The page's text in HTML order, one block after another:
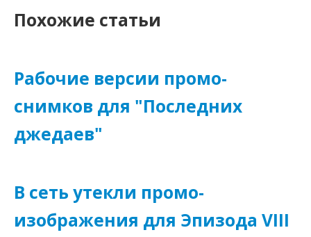
Похожие статьи
Рабочие версии промо-
снимков для "Последних
джедаев"
В сеть утекли промо-
изображения для Эпизода VIII